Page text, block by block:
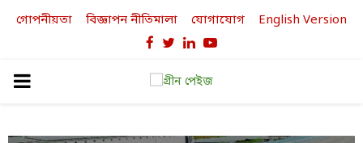
গোপনীয়তা বিজ্ঞাপন নীতিমালা যোগাযোগ English Version
Facebook
TwitterLinkedinYoutube
PRIMARY